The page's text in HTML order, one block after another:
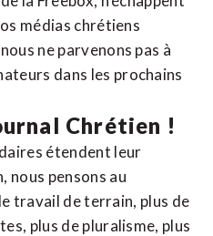
médias chrétiens
ne parvenons pas à
dans les prochains
Chrétien !
étendent leur
nous pensons au
travail de terrain, plus de
plus de pluralisme, plus